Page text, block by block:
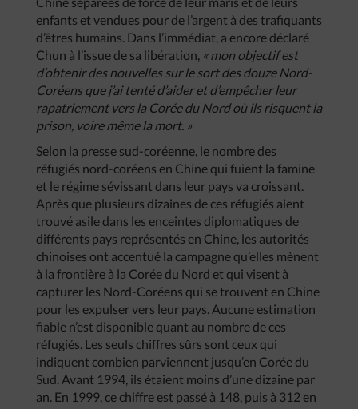
enfants et vendues pour de l’argent à des trafiquants
d’êtres humains. Dans l’immédiat, a encore déclaré
Chun à l’issue de sa libération, « mon objectif est
d’obtenir des nouvelles sur le sort des douze Nord-
Coréens que j’ai tenté d’aider et d’empêcher leur
rapatriement vers la Corée du Nord où ils risquent la
prison, voire même la mort. »
Selon la presse sud-coréenne, le nombre des
réfugiés nord-coréens en Chine qui fuient la famine
et le régime sévissant dans leur pays va croissant.
Après que plusieurs dizaines de ces réfugiés aient
trouvé asile dans les enceintes diplomatiques de
différents pays représentés en Chine, les autorités
chinoises ont accentué la campagne qu’elles mènent
à la frontière à la Corée du Nord et qui visent à
capturer les Nord-Coréens qui se trouvent en Chine
pour les expulser vers leur pays. Aucune estimation
fiable n’est disponible quant au nombre de ces
réfugiés. Les seuls chiffres sûrs sont ceux qui
indiquent combien parviennent jusqu’en Corée du
Sud. Avant 1994, ils étaient moins d’une dizaine par
an. En 1999, ce chiffre est passé à 148, puis à 312 en